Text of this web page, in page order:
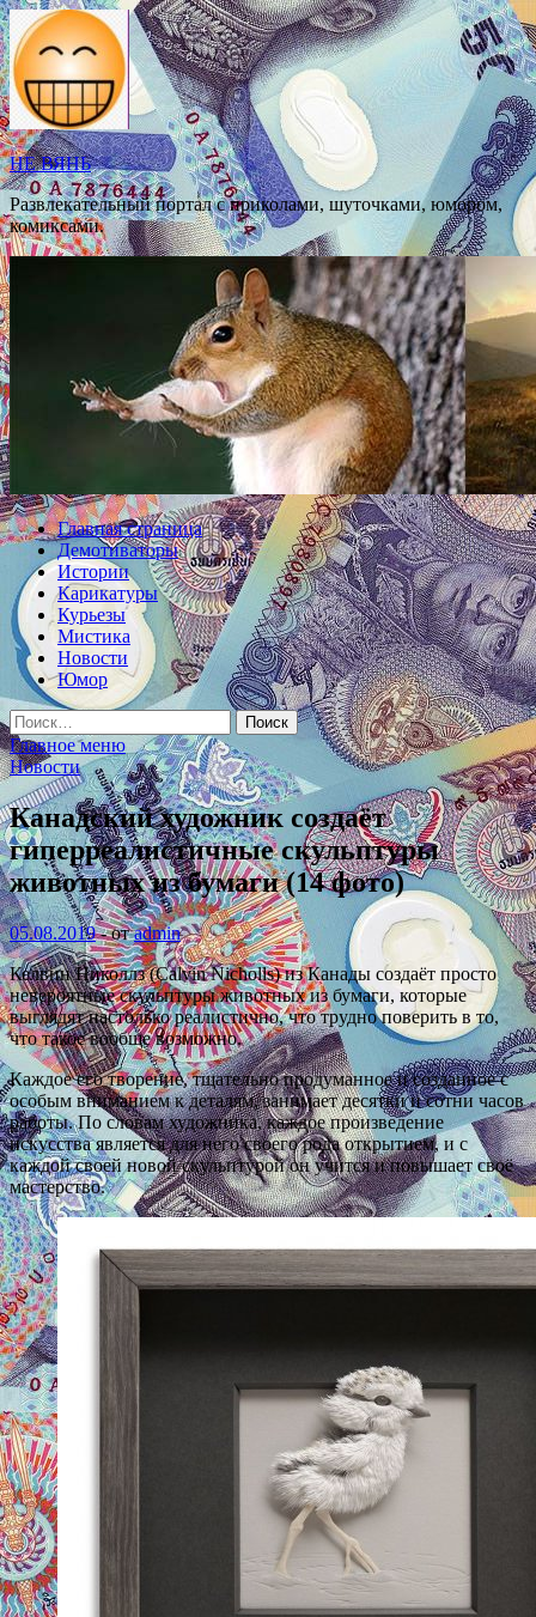
Перейти
к
содержимому
НЕ ВЯНЬ
Развлекательный портал с приколами, шуточками, юмором,
комиксами.
Главная страница
Демотиваторы
Истории
Карикатуры
Курьезы
Мистика
Новости
Юмор
Найти:
Главное меню
Новости
Канадский художник создаёт
гиперреалистичные скульптуры
животных из бумаги (14 фото)
05.08.2019-отadmin
Келвин Николлз (Calvin Nicholls) из Канады создаёт просто
невероятные скульптуры животных из бумаги, которые
выглядят настолько реалистично, что трудно поверить в то,
что такое вообще возможно.
Каждое его творение, тщательно продуманное и созданное с
особым вниманием кдеталям, занимает десятки и сотни часов
работы. По словам художника, каждое произведение
искусства является для него своего рода открытием, и с
каждой своей новой скульптурой он учится и повышает своё
мастерство.